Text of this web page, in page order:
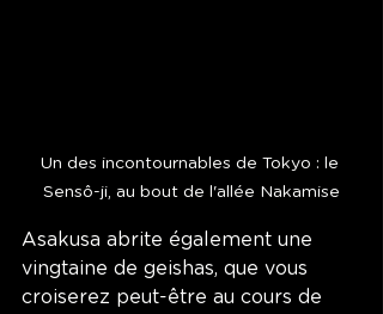
Un des incontournables de Tokyo : le
Sensô-ji, au bout de l'allée Nakamise
Asakusa abrite également une
vingtaine de geishas, que vous
croiserez peut-être au cours de